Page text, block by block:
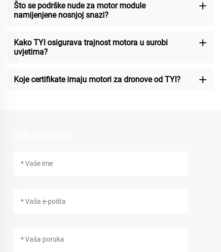
Što se podrške nude za motor module
namijenjene nosnjoj snazi?
Kako TYI osigurava trajnost motora u surobi
uvjetima?
Koje certifikate imaju motori za dronove od TYI?